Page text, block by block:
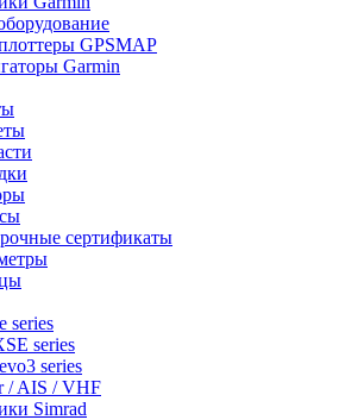
GPSMAP
Garmin
сертификаты
series
series
series
/ AIS / VHF
Simrad